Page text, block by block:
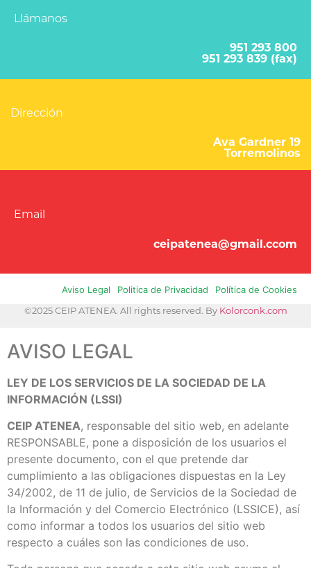
Llámanos
951 293 800
951 293 839 (fax)
Dirección
Ava Gardner 19
Torremolinos
Email
ceipatenea@gmail.ccom
Aviso Legal Politica de Privacidad
Política de Cookies
©2025 CEIP ATENEA. All rights reserved. By Kolorconk.com
AVISO LEGAL
LEY DE LOS SERVICIOS DE LA SOCIEDAD DE LA
INFORMACIÓN (LSSI)
CEIP ATENEA, responsable del sitio web, en adelante
RESPONSABLE, pone a disposición de los usuarios el
presente documento, con el que pretende dar
cumplimiento a las obligaciones dispuestas en la Ley
34/2002, de 11 de julio, de Servicios de la Sociedad de
la Información y del Comercio Electrónico (LSSICE), así
como informar a todos los usuarios del sitio web
respecto a cuáles son las condiciones de uso.